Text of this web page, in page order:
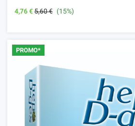
4,76 €5,60 € (15%)
PROMO*